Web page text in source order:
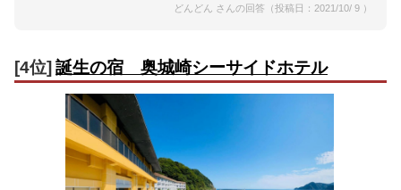
どんどん さんの回答（投稿日：2021/10/ 9 ）
[4位]誕生の宿 奥城崎シーサイドホテル